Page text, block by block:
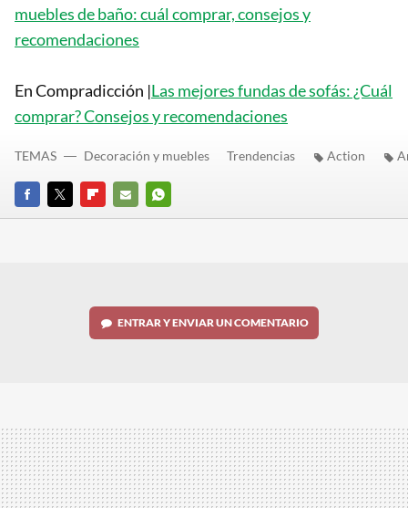
muebles de baño: cuál comprar, consejos y
recomendaciones
En Compradicción |Las mejores fundas de sofás: ¿Cuál
comprar? Consejos y recomendaciones
FACEBOOK
TWITTERFLIPBOARD
E-
WHATSAPP
TEMAS Decoración y muebles Trendencias Action
ENTRAR Y ENVIAR UN COMENTARIO